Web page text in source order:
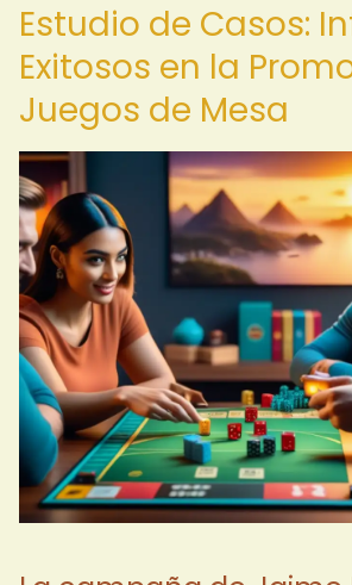
Estudio de Casos:
Exitosos en la
Juegos de Mesa